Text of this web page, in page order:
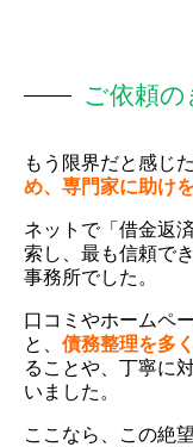
ご依頼
もう限界だと感じた
め、専門家に助け
ネットで「借金返
索し、最も信頼で
事務所でした。
口コミやホームペ
と、 債務整理を多
ることや、丁寧に
いました。
ここなら、この絶